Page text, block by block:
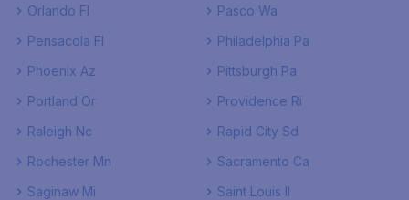
Orlando Fl
Pasco Wa
Pensacola Fl
Philadelphia Pa
Phoenix Az
Pittsburgh Pa
Portland Or
Providence Ri
Raleigh Nc
Rapid City Sd
Rochester Mn
Sacramento Ca
Saginaw Mi
Saint Louis Il